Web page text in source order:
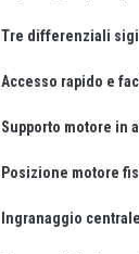
Tre differenziali
Accesso rapido e
Supporto motore in
Posizione motore
Ingranaggio